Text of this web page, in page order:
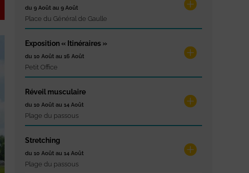
du 9 Août au 9 Août
Place du Général de Gaulle
Exposition « Itinéraires »
du 10 Août au 16 Août
Petit Office
Réveil musculaire
du 10 Août au 14 Août
Plage du passous
Stretching
du 10 Août au 14 Août
Plage du passous